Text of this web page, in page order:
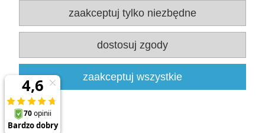
Użytkowanie sklepu oznacza zgodę na
wykorzystywanie plików cookies. Szczegółowe
informacje wPolityce prywatności
NIP: 7281437599 | REGON: 361478800 |537507540
med.pl
zaakceptuj tylko niezbędne
dostosuj zgody
zaakceptuj wszystkie